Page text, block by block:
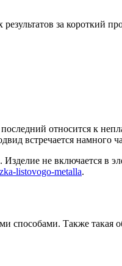
за короткий
относится к
встречается намного
не включается в
listovogo-metalla.
Также такая